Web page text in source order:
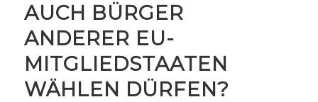
AUCH BÜRGER
ANDERER EU-
MITGLIEDSTAATEN
WÄHLEN DÜRFEN?